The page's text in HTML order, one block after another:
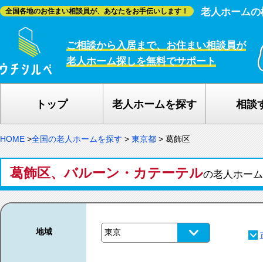
全国各地のお住まい相談員が、あなたをお手伝いします！ 老人ホーム
ご相談から入居まで、お住まい相談員が
老人ホーム探しを無料でサポート
トップ 老人ホームを探す 相談
HOME >全国の老人ホームを探す > 東京都 > 葛飾区
葛飾区、バルーン・カテーテルの老人ホー
地域